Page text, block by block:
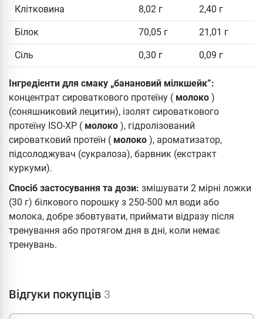
Клітковина 8,02 г 2,40 г
Білок 70,05 г 21,01 г
Сіль 0,30 г 0,09 г
Інгредієнти для смаку „банановий мілкшейк”:
концентрат сироваткового протеїну ( молоко )
(соняшниковий лецитин), ізолят сироваткового
протеїну ISO-XP ( молоко ), гідролізований
сироватковий протеїн ( молоко ), ароматизатор,
підсолоджувач (сукралоза), барвник (екстракт
куркуми).
Спосіб застосування та дози: змішувати 2 мірні ложки
(30 г) білкового порошку з 250-500 мл води або
молока, добре збовтувати, приймати відразу після
тренування або протягом дня в дні, коли немає
тренувань.
Відгуки покупців 3